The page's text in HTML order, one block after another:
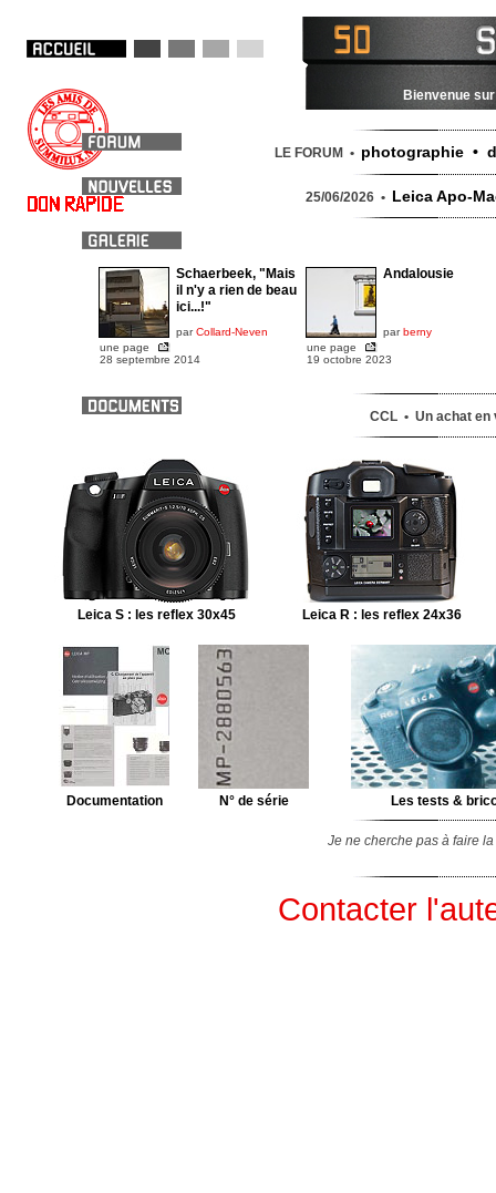
Bienvenue
LE FORUM • photographie •
25/06/2026 • Leica Apo-
Schaerbeek, "Mais
il n'y a rien de beau
ici...!"
parCollard-Neven
une page
28 septembre 2014
Andalousie
parberny
une page
19 octobre 2023
CCL • Un achat
Leica S : les reflex 30x45 Leica R : les reflex 24x36
Documentation N° de série Les tests &
Je ne cherche pas à faire
Contacter